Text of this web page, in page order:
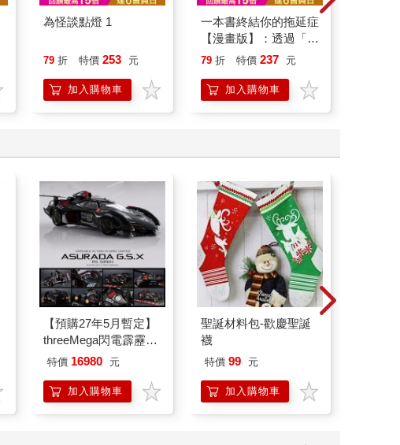
為怪談點燈 1
79 折 特價 253 元
加入購物車
一本書終結你的拖延症
【漫畫版】：透過「小
行動」打開大腦的行動
「行動派」的37個科
學方法
79 折 特價 237 元
加入購物車
【預購27年5月暫定】
threeMega閃電霹靂車
VA Hi-SPEC UNITED
SIREN 黑色限定
特價 16980 元
加入購物車
聖誕材料包-歡慶聖誕
襪
特價 99 元
加入購物車